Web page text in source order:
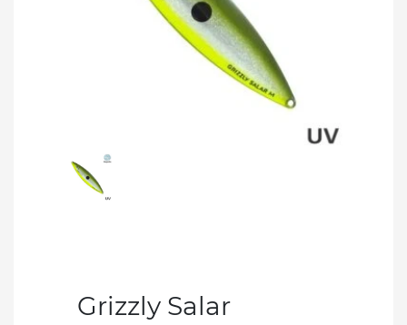
Grizzly Salar